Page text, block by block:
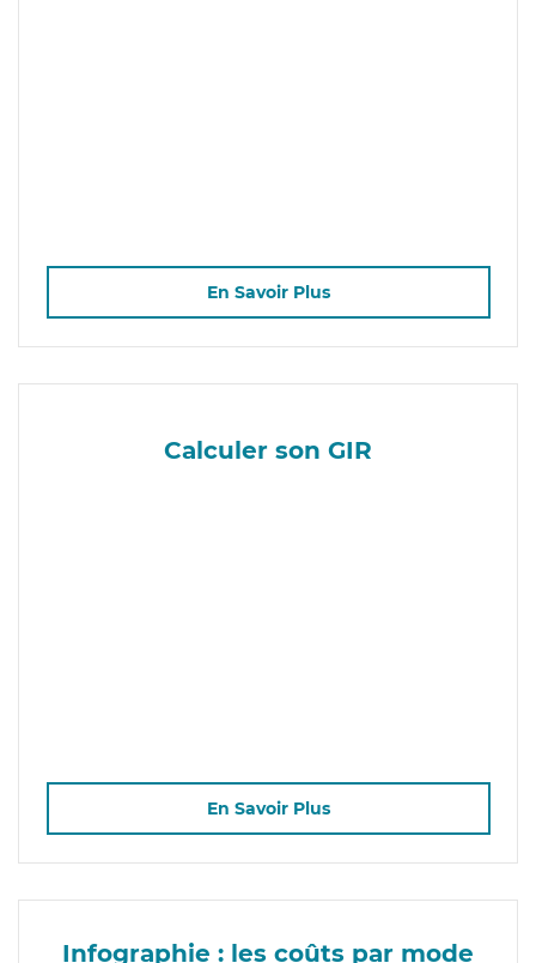
En Savoir Plus
Calculer son GIR
En Savoir Plus
Infographie : les coûts par mode